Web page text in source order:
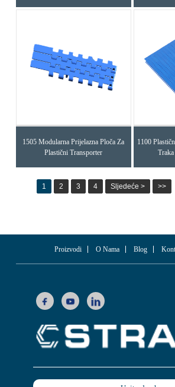
1505 Modularna Prijelazna Ploča Za
Plastični Transporter
1100
1 2 3 4 Sljedeće > >>
Proizvodi O Nama Blog